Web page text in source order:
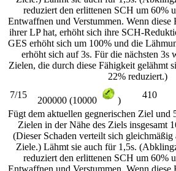
reduziert den erlittenen SCH um 60%
Entwaffnen und Verstummen. Wenn
ihrer LP hat, erhöht sich ihre SCH-
GES erhöht sich um 100% und die
erhöht sich auf 3s. Für die nächsten 3s
Zielen, die durch diese Fähigkeit gelähmt
22% reduziert.)
7/15
200000 (10000 )
410
Fügt dem aktuellen gegnerischen Ziel und
Zielen in der Nähe des Ziels insgesamt
(Dieser Schaden verteilt sich gleichmäßig
Ziele.) Lähmt sie auch für 1,5s.
reduziert den erlittenen SCH um 60%
Entwaffnen und Verstummen. Wenn